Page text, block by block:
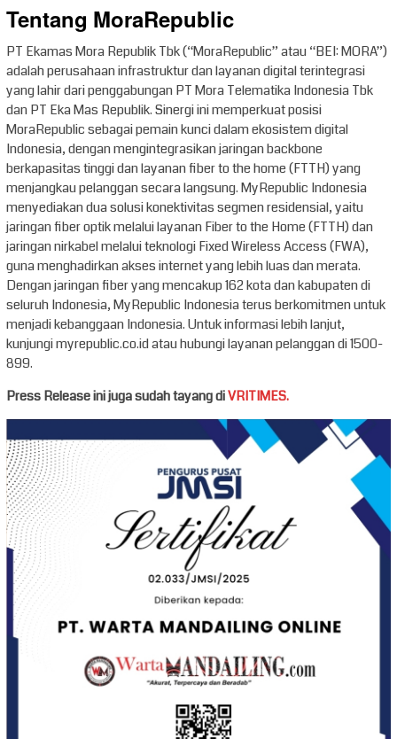
Tentang MoraRepublic
PT Ekamas Mora Republik Tbk (“MoraRepublic” atau “BEI: MORA”)
adalah perusahaan infrastruktur dan layanan digital terintegrasi
yang lahir dari penggabungan PT Mora Telematika Indonesia Tbk
dan PT Eka Mas Republik. Sinergi ini memperkuat posisi
MoraRepublic sebagai pemain kunci dalam ekosistem digital
Indonesia, dengan mengintegrasikan jaringan backbone
berkapasitas tinggi dan layanan fiber to the home (FTTH) yang
menjangkau pelanggan secara langsung. MyRepublic Indonesia
menyediakan dua solusi konektivitas segmen residensial, yaitu
jaringan fiber optik melalui layanan Fiber to the Home (FTTH) dan
jaringan nirkabel melalui teknologi Fixed Wireless Access (FWA),
guna menghadirkan akses internet yang lebih luas dan merata.
Dengan jaringan fiber yang mencakup 162 kota dan kabupaten di
seluruh Indonesia, MyRepublic Indonesia terus berkomitmen untuk
menjadi kebanggaan Indonesia. Untuk informasi lebih lanjut,
kunjungi myrepublic.co.id atau hubungi layanan pelanggan di 1500-
899.
Press Release ini juga sudah tayang diVRITIMES.